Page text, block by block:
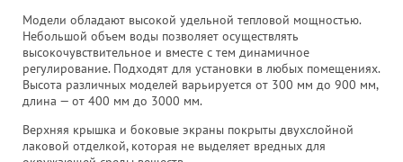
Модели обладают высокой удельной тепловой мощностью.
Небольшой объем воды позволяет осуществлять
высокочувствительное и вместе с тем динамичное
регулирование. Подходят для установки в любых помещениях.
Высота различных моделей варьируется от 300 мм до 900 мм,
длина — от 400 мм до 3000 мм.
Верхняя крышка и боковые экраны покрыты двухслойной
лаковой отделкой, которая не выделяет вредных для